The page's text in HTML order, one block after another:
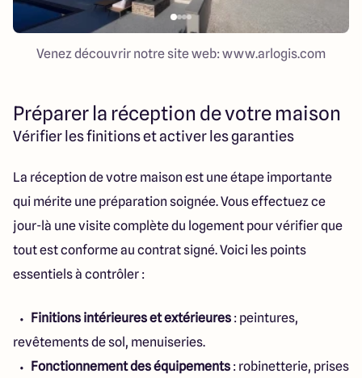
Venez découvrir notre site web: www.arlogis.com
Préparer la réception de votre maison
Vérifier les finitions et activer les garanties
La réception de votre maison est une étape importante
qui mérite une préparation soignée. Vous effectuez ce
jour-là une visite complète du logement pour vérifier que
tout est conforme au contrat signé. Voici les points
essentiels à contrôler :
Finitions intérieures et extérieures : peintures,
revêtements de sol, menuiseries.
Fonctionnement des équipements : robinetterie, prises